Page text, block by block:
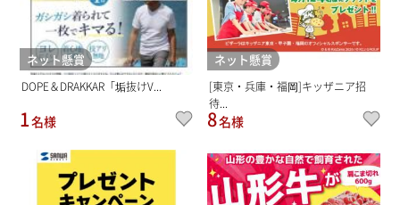
ネット懸賞
DOPE＆DRAKKAR「垢抜けV...
1名様
ネット懸賞
[東京・兵庫・福岡]キッザニア招
待...
8名様